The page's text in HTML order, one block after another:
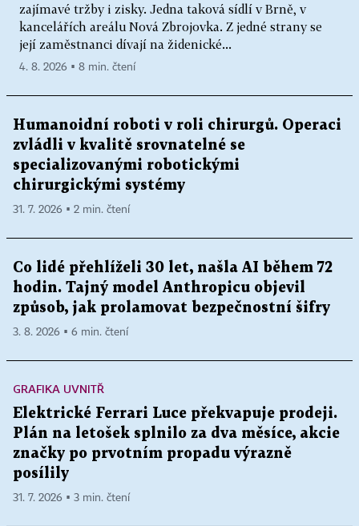
zajímavé tržby i zisky. Jedna taková sídlí v Brně, v
kancelářích areálu Nová Zbrojovka. Z jedné strany se
její zaměstnanci dívají na židenické...
4. 8. 2026 ▪ 8 min. čtení
Humanoidní roboti v roli chirurgů. Operaci
zvládli v kvalitě srovnatelné se
specializovanými robotickými
chirurgickými systémy
31. 7. 2026 ▪ 2 min. čtení
Co lidé přehlíželi 30 let, našla AI během 72
hodin. Tajný model Anthropicu objevil
způsob, jak prolamovat bezpečnostní šifry
3. 8. 2026 ▪ 6 min. čtení
GRAFIKA UVNITŘ
Elektrické Ferrari Luce překvapuje prodeji.
Plán na letošek splnilo za dva měsíce, akcie
značky po prvotním propadu výrazně
posílily
31. 7. 2026 ▪ 3 min. čtení